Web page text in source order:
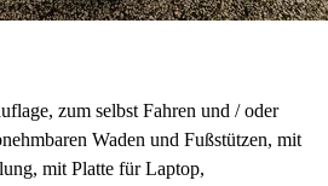
zum selbst Fahren und / oder
Waden und Fußstützen, mit
mit Platte für Laptop,